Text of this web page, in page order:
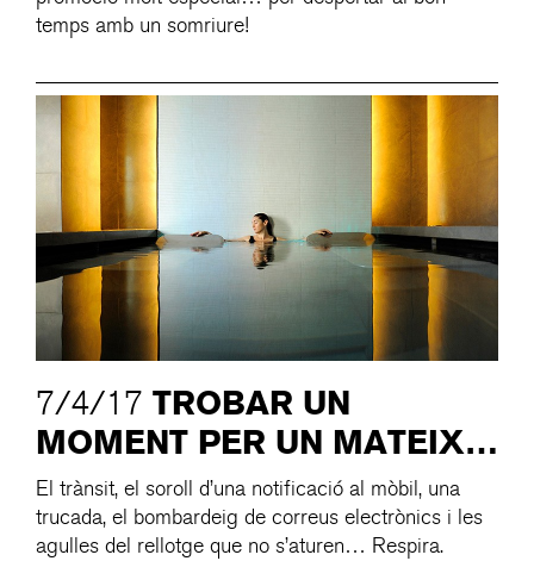
temps amb un somriure!
7/4/17 TROBAR UN
MOMENT PER UN MATEIX…
El trànsit, el soroll d’una notificació al mòbil, una
trucada, el bombardeig de correus electrònics i les
agulles del rellotge que no s’aturen… Respira.